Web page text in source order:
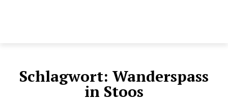
Schlagwort: Wanderspass
in Stoos